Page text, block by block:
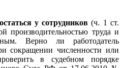
у сотрудников (ч. 1 ст.
производительностью труда и
Верно ли работодатель
сокращении численности или
в судебном порядке